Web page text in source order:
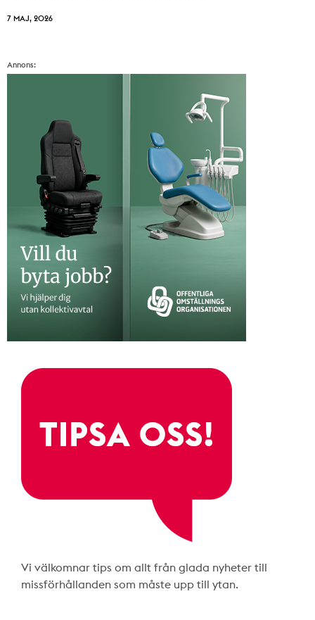
7 MAJ, 2026
Annons:
Vi välkomnar tips om allt från glada nyheter till
missförhållanden som måste upp till ytan.